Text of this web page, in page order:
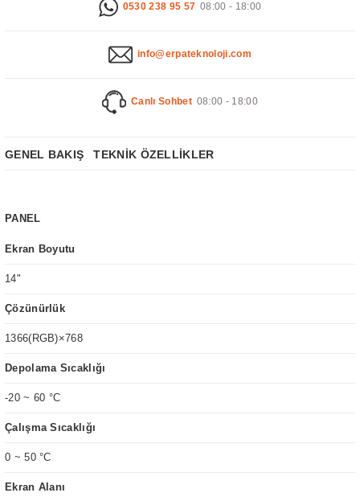
0530 238 95 57 08:00 - 18:00
info@erpateknoloji.com
Canlı Sohbet 08:00 - 18:00
GENEL BAKIŞ TEKNİK ÖZELLİKLER
PANEL
Ekran Boyutu
14"
Çözünürlük
1366(RGB)×768
Depolama Sıcaklığı
-20 ~ 60 °C
Çalışma Sıcaklığı
0 ~ 50 °C
Ekran Alanı